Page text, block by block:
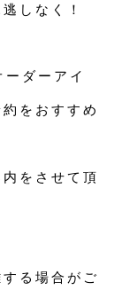
しなく！
ダーアイ
をおすすめ
をさせて頂
る場合がご